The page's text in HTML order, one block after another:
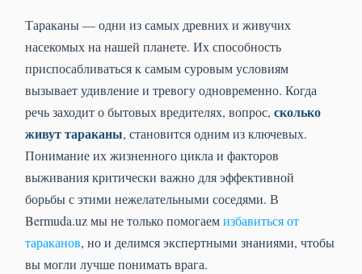
Тараканы — одни из самых древних и живучих
насекомых на нашей планете. Их способность
приспосабливаться к самым суровым условиям
вызывает удивление и тревогу одновременно. Когда
речь заходит о бытовых вредителях, вопрос, сколько
живут тараканы, становится одним из ключевых.
Понимание их жизненного цикла и факторов
выживания критически важно для эффективной
борьбы с этими нежелательными соседями. В
Bermuda.uz мы не только помогаемизбавиться от
тараканов, но и делимся экспертными знаниями, чтобы
вы могли лучше понимать врага.